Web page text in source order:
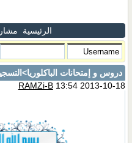
الرئيسية
دروس و إمتحانات الباكلوريا
RAMZi-B13:54 2013-10-18